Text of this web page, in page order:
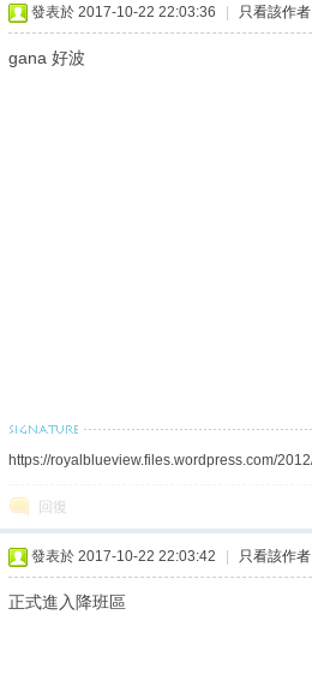
發表於 2017-10-22 22:03:36 只看該作者
gana 好波
https://royalblueview.files.wordpress.com/
回復
發表於 2017-10-22 22:03:42 只看該作者
正式進入降班區